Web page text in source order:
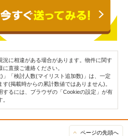
に相違がある場合があります。物件に関す
直接ご連絡ください。
「検討人数(マイリスト追加数)」は、一定
(掲載時からの累計数値ではありません)。
るには、ブラウザの「Cookieの設定」が有
ページの先頭へ